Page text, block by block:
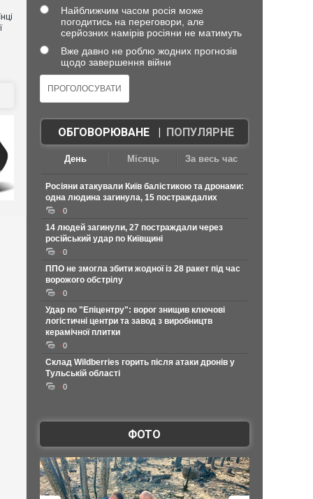
Найближчим часом росія може
погодитись на переговори, але
серйозних намірів росіяни не матимуть
Вже давно не роблю жодних прогнозів
щодо завершення війни
ОБГОВОРЮВАНЕ| ПОПУЛЯРНЕ
День Місяць За весь час
Росіяни атакували Київ балістикою та дронами:
одна людина загинула, 15 постраждалих
0
14 людей загинули, 27 постраждали через
російський удар по Київщині
0
ППО не змогла збити жодної із 28 ракет під час
ворожого обстрілу
0
Удар по "Епіцентру": ворог знищив ключові
логістичні центри та завод з виробництв
керамічної плитки
0
Склад Wildberries горить після атаки дронів у
Тульській області
0
ФОТО